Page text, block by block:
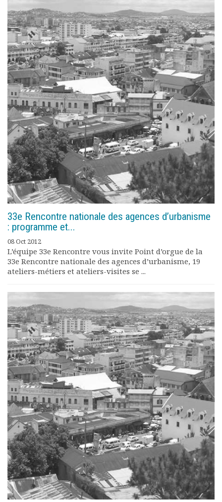
33e Rencontre nationale des agences d’urbanisme
: programme et...
08 Oct 2012
L’équipe 33e Rencontre vous invite Point d’orgue de la
33e Rencontre nationale des agences d’urbanisme, 19
ateliers-métiers et ateliers-visites se ...